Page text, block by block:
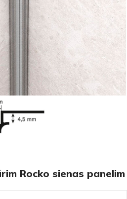
Rocko sienas panelim